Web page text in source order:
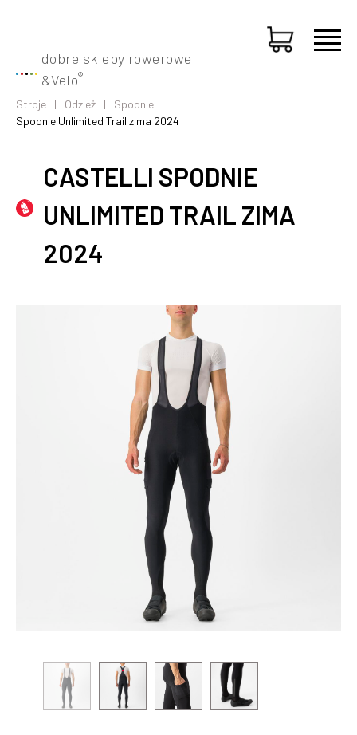
dobre sklepy rowerowe
&Velo®
Stroje Odzież
Spodnie
Spodnie Unlimited Trail zima 2024
CASTELLI SPODNIE
UNLIMITED TRAIL ZIMA
2024